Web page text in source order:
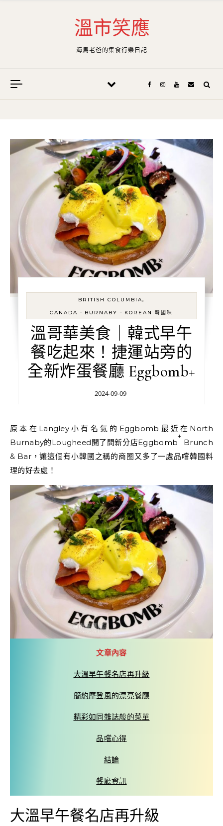
溫市笑應
海馬老爸的集食行樂日記
BRITISH COLUMBIA,
CANADA - BURNABY - KOREAN 韓國味
溫哥華美食｜韓式早午
餐吃起來！捷運站旁的
全新炸蛋餐廳 Eggbomb+
2024-09-09
原本在Langley小有名氣的Eggbomb最近在North
Burnaby的Lougheed開了間新分店Eggbomb
+
Brunch
& Bar，讓這個有小韓國之稱的商圈又多了一處品嚐韓國料
理的好去處！
文章內容
大溫早午餐名店再升級
簡約摩登風的漂亮餐廳
精彩如同雜誌般的菜單
品嚐心得
結論
餐廳資訊
大溫早午餐名店再升級